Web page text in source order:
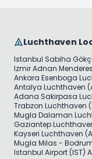
Luchthaven
Istanbul Sabiha
Izmir Adnan
Ankara Esenboga
Antalya Luchthaven
Adana Sakirpasa
Trabzon Luchthaven
Mugla Dalaman
Gaziantep
Kayseri Luchthaven
Mugla Milas -
Istanbul Airport (IST)